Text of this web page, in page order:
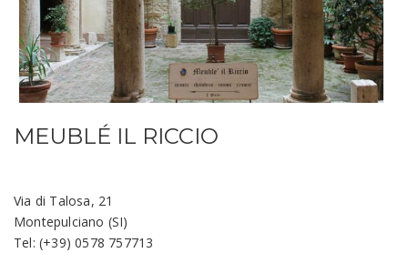
MEUBLÉ IL RICCIO
Via di Talosa, 21
Montepulciano (SI)
Tel: (+39) 0578 757713